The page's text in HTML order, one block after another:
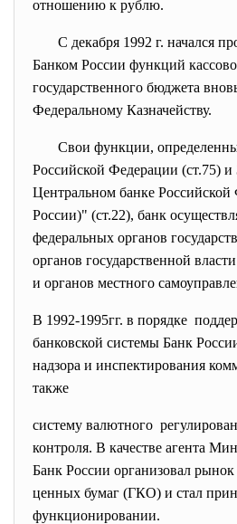
отношению к рублю.
С декабря 1992 г. начался
Банком России функций
государственного бюджета
Федеральному Казначейству.
Свои функции,
Российской Федерации (ст.75)
Центральном банке
России)" (ст.22), банк
федеральных органов
органов государственной
и органов местного
В 1992-1995гг. в порядке
банковской системы Банк
надзора и инспектирования
также
систему валютного
контроля. В качестве агента
Банк России организовал рынок
ценных бумаг (ГКО) и стал
функционировании.